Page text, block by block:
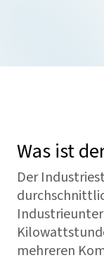
Was ist
Der
mehreren